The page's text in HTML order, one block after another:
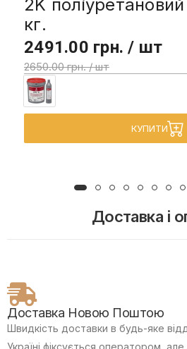
2K
кг.
2491.00 грн. / шт
2650.00 грн. / шт
КУПИТИ
Доставка і
Доставка Новою Поштою
Швидкість доставки в будь-яке